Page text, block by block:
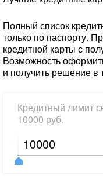
Полный список
только по паспорту.
кредитной карты с
Возможность
и получить решение в
Кредитный лимит
10000 руб.